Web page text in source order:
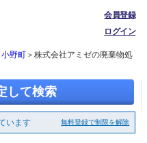
会員登録
ログイン
小野町 > 株式会社アミゼの廃棄物処
して検索
います 無料登録で制限を解除